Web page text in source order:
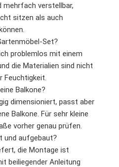
mehrfach verstellbar,
sitzen als auch
Set?
problemlos mit einem
die Materialien sind nicht
Balkone?
dimensioniert, passt aber
Balkone. Für sehr kleine
vorher genau prüfen.
und aufgebaut?
die Montage ist
beiliegender Anleitung